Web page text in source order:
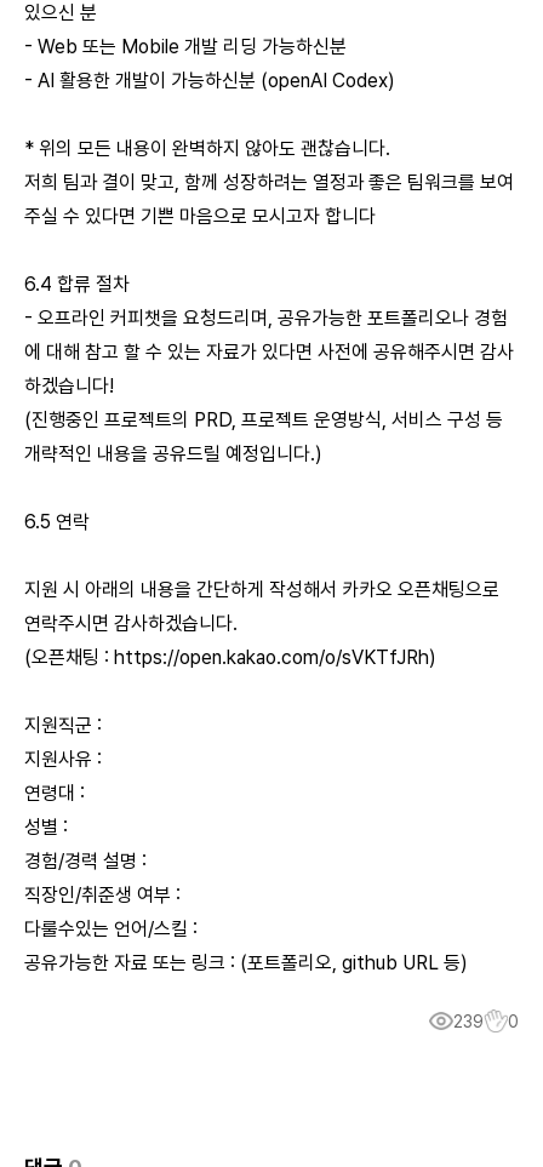
있으신 분
- Web 또는 Mobile 개발 리딩 가능하신분
- AI 활용한 개발이 가능하신분 (openAI Codex)
* 위의 모든 내용이 완벽하지 않아도 괜찮습니다.
저희 팀과 결이 맞고, 함께 성장하려는 열정과 좋은 팀워크를 보여
주실 수 있다면 기쁜 마음으로 모시고자 합니다
6.4 합류 절차
- 오프라인 커피챗을 요청드리며, 공유가능한 포트폴리오나 경험
에 대해 참고 할 수 있는 자료가 있다면 사전에 공유해주시면 감사
하겠습니다!
(진행중인 프로젝트의 PRD, 프로젝트 운영방식, 서비스 구성 등
개략적인 내용을 공유드릴 예정입니다.)
6.5 연락
지원 시 아래의 내용을 간단하게 작성해서 카카오 오픈채팅으로
연락주시면 감사하겠습니다.
(오픈채팅 : https://open.kakao.com/o/sVKTfJRh)
지원직군 :
지원사유 :
연령대 :
성별 :
경험/경력 설명 :
직장인/취준생 여부 :
다룰수있는 언어/스킬 :
공유가능한 자료 또는 링크 : (포트폴리오, github URL 등)
239 0